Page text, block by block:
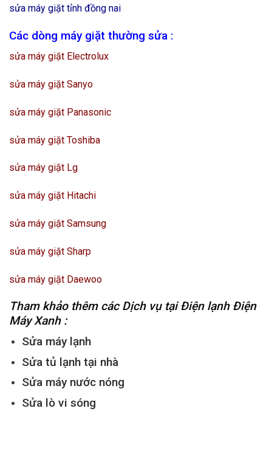
sửa máy giặt tỉnh đồng nai
Các dòng máy giặt thường sửa :
sửa máy giặt Electrolux
sửa máy giặt Sanyo
sửa máy giặt Panasonic
sửa máy giặt Toshiba
sửa máy giặt Lg
sửa máy giặt Hitachi
sửa máy giặt Samsung
sửa máy giặt Sharp
sửa máy giặt Daewoo
Tham khảo thêm các Dịch vụ tại Điện lạnh Điện
Máy Xanh :
Sửa máy lạnh
Sửa tủ lạnh tại nhà
Sửa máy nước nóng
Sửa lò vi sóng